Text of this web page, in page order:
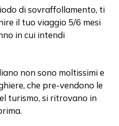
di sovraffollamento, ti
il tuo viaggio 5/6 mesi
in cui intendi
non sono moltissimi e
che pre-vendono le
turismo, si ritrovano in